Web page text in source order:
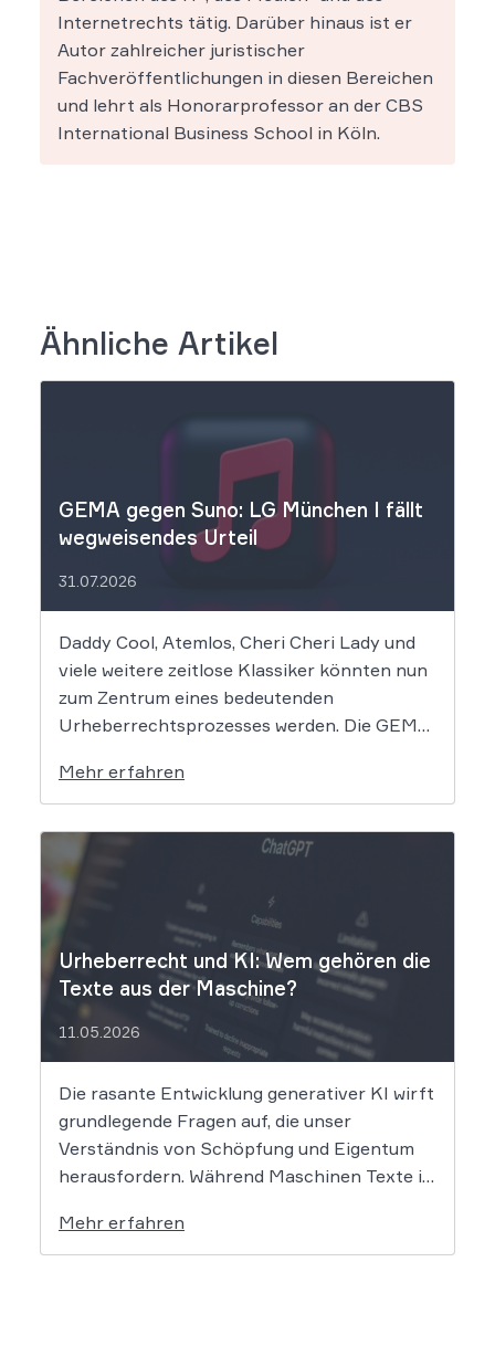
Internetrechts tätig. Darüber hinaus ist er
Autor zahlreicher juristischer
Fachveröffentlichungen in diesen Bereichen
und lehrt als Honorarprofessor an der CBS
International Business School in Köln.
Ähnliche Artikel
GEMA gegen Suno: LG München I fällt
wegweisendes Urteil
31.07.2026
Daddy Cool, Atemlos, Cheri Cheri Lady und
viele weitere zeitlose Klassiker könnten nun
zum Zentrum eines bedeutenden
Urheberrechtsprozesses werden. Die GEMA
will die Rechte ihrer Mitglieder verteidigen.
Dem Unternehmen hinter der populären KI-
Musik-App werden massive
Urheberrechtsverletzungen vorgeworfen.
[…]
Mehr erfahren
Urheberrecht und KI: Wem gehören die
Texte aus der Maschine?
11.05.2026
Die rasante Entwicklung generativer KI wirft
grundlegende Fragen auf, die unser
Verständnis von Schöpfung und Eigentum
herausfordern. Während Maschinen Texte in
Rechtswissenschaft um die Antwort, ob und
wie diese Werke geschützt sind: Ein Problem,
Mehr erfahren